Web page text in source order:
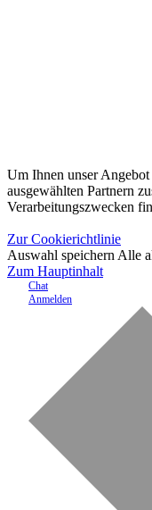
Um Ihnen unser
ausgewählten Partnern
Verarbeitungszwecken
Zur Cookierichtlinie
Auswahl speichern Alle
Zum Hauptinhalt
Chat
Anmelden